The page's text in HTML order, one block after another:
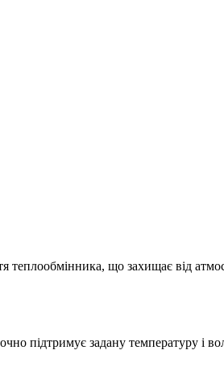
теплообмінника, що захищає від
підтримує задану температуру і